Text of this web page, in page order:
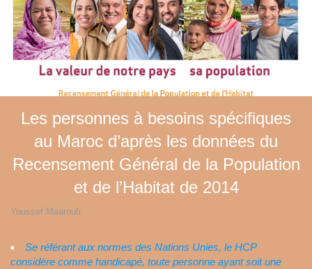
Les personnes à besoins spécifiques
au Maroc d’après les données du
Recensement Général de la Population
et de l’Habitat de 2014
Youssef Maaroufi
Se référant aux normes des Nations Unies, le HCP
considère comme handicapé, toute personne ayantsoitune